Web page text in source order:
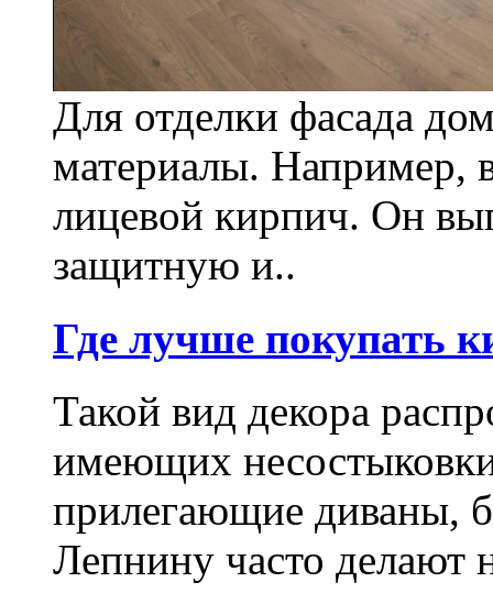
Для отделки фасада
материалы. Например,
лицевой кирпич. Он
защитную и..
Где лучше покупать
Такой вид декора
имеющих
прилегающие диваны,
Лепнину часто делают